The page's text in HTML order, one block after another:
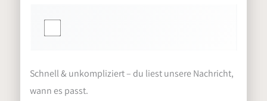
Schnell & unkompliziert – du liest unsere Nachricht,
wann es passt.